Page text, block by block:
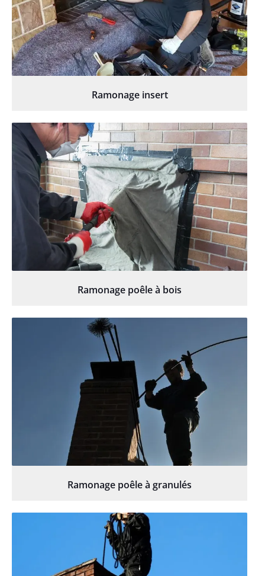
Ramonage insert
Ramonage poêle à bois
Ramonage poêle à granulés